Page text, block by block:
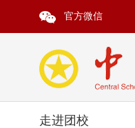
官方微信
走进团校